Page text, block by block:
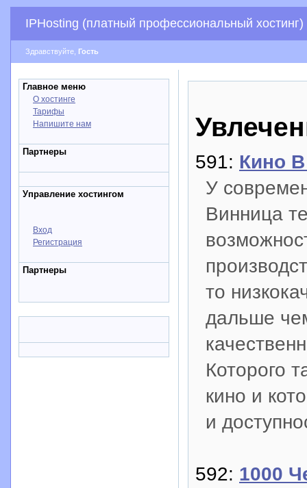
IPHosting (платный профессиональный хостинг)
Здравствуйте, Гость
Главное меню
О хостинге
Тарифы
Напишите нам
Партнеры
Управление хостингом
Вход
Регистрация
Партнеры
591: Кино
У
Винница
то
дальше
Которого
кино и
и
592: 1000